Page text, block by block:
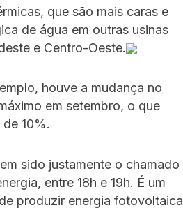
que são mais caras e
de água em outras usinas
e Centro-Oeste.
houve a mudança no
em setembro, o que
10%.
sido justamente o chamado
entre 18h e 19h. É um
produzir energia fotovoltaica